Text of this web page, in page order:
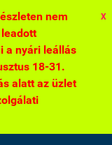
nem
a nyári leállás
18-31.
alatt az üzlet
X